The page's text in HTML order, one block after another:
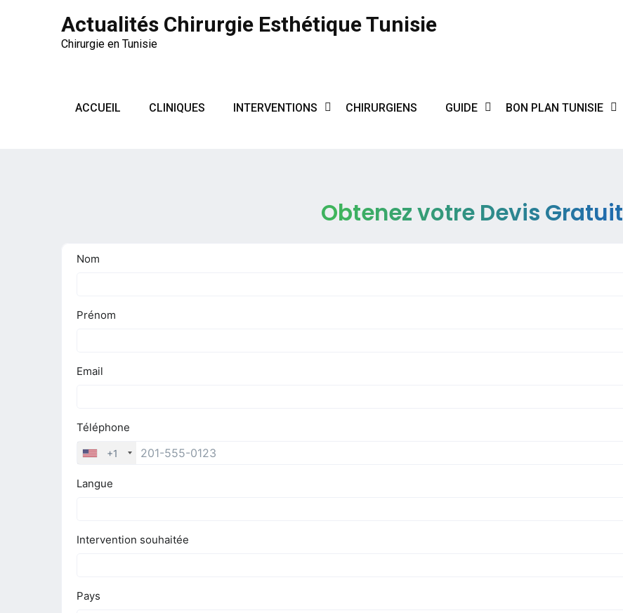
Actualités Chirurgie Esthétique Tunisie
Chirurgie en Tunisie
ACCUEIL CLINIQUES INTERVENTIONS CHIRURGIENS GUIDE BON PLAN TUNISIE
Obtenez votre Devis Gratuit